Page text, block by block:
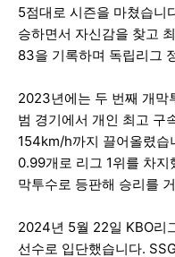
5점대로 시즌을 마쳤습니
승하면서 자신감을 찾고
83을 기록하며 독립리그
2023년에는 두 번째 개막
범 경기에서 개인 최고 구
154km/h까지 끌어올렸습
0.99개로 리그 1위를 차
막투수로 등판해 승리를
2024년 5월 22일 KBO리
선수로 입단했습니다.